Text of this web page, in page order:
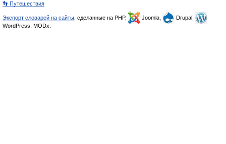
👣 Путешествия
Экспорт словарей на сайты , сделанные на PHP, Joomla,
Drupal,
WordPress, MODx.